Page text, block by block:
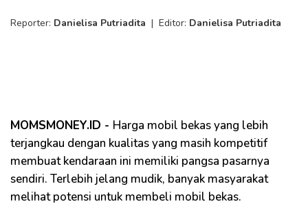
Reporter: Danielisa Putriadita | Editor: Danielisa Putriadita
MOMSMONEY.ID - Harga mobil bekas yang lebih
terjangkau dengan kualitas yang masih kompetitif
membuat kendaraan ini memiliki pangsa pasarnya
sendiri. Terlebih jelang mudik, banyak masyarakat
melihat potensi untuk membeli mobil bekas.